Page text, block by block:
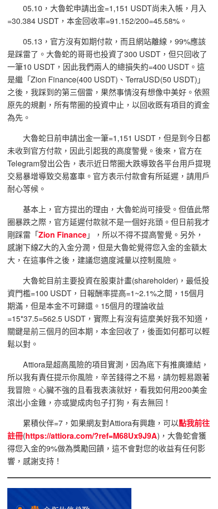
05.10，大魯蛇申請出金=1,151 USDT尚未入帳，月入
=30.384 USDT，本金回收率=91.152/200=45.58%。
05.13，官方沒有如期付款，而且網站離線，99%應該
是踩雷了。大魯蛇的哥哥也投資了300 USDT，但只回收了
一筆10 USDT，因此我們兩人的總損失約=400 USDT。這
是繼「Zion Finance(400 USDT)、TerraUSD(50 USDT)」
之後，我踩到的第三個雷，果然事情沒有想像中美好。依照
原先的規劃，所有幣圈的投資中止，以回收既有項目的資金
為先。
大魯蛇日前申請出金一筆=1,151 USDT，但是到今日都
未收到官方付款，因此引起我的高度警覺。後來，官方在
Telegram發出公告，表示近日幣圈大跌導致各平台用戶提現
交易暴增導致交易塞車。官方表示付款會有所延遲，請用戶
耐心等候。
基本上，官方提出的理由，大魯蛇尚可接受。但值此幣
圈暴跌之際，官方延遲付款就不是一個好兆頭。但日前我才
剛踩雷「Zion Finance」，所以不得不提高警覺。另外，
感謝下線Z大的入金分潤，但是大魯蛇覺得您入金的金額太
大，在這事件之後，建議您適度減量以控制風險。
大魯蛇目前主要投資在股東計畫(shareholder)，最低投
資門檻=100 USDT，日報酬率提高=1~2.1%之間，15個月
期滿，但是本金不可歸還。15個月的理論收益
=15*37.5=562.5 USDT，實際上有沒有這麼美好我不知道，
關鍵是前三個月的回本期，本金回收了，後面如何都可以輕
鬆以對。
Attiora是超高風險的項目實測，因為底下有推廣連結，
所以我有責任提示你風險，辛苦錢得之不易，請勿輕易跟著
我冒險。心臟不強的且看我表演就好，看我如何用200美金
滾出小金雞，亦或變成肉包子打狗，有去無回！
累積伙伴=7，如果網友對Attiora有興趣，可以點我前往
註冊(https://attiora.com/?ref=M68Ux9J9A)，大魯蛇會獲
得您入金的9%做為獎勵回饋，這不會對您的收益有任何影
響，感謝支持！